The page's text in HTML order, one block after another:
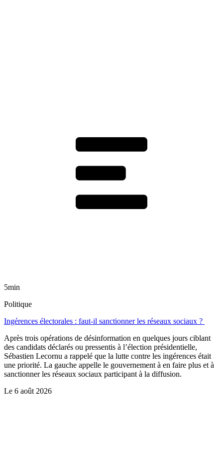
5min
Politique
Ingérences électorales : faut-il sanctionner les réseaux sociaux ?
Après trois opérations de désinformation en quelques jours ciblant
des candidats déclarés ou pressentis à l’élection présidentielle,
Sébastien Lecornu a rappelé que la lutte contre les ingérences était
une priorité. La gauche appelle le gouvernement à en faire plus et à
sanctionner les réseaux sociaux participant à la diffusion.
Le 6 août 2026